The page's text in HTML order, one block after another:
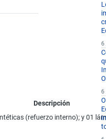
Descripción
(refuerzo interno); y 01
6
6